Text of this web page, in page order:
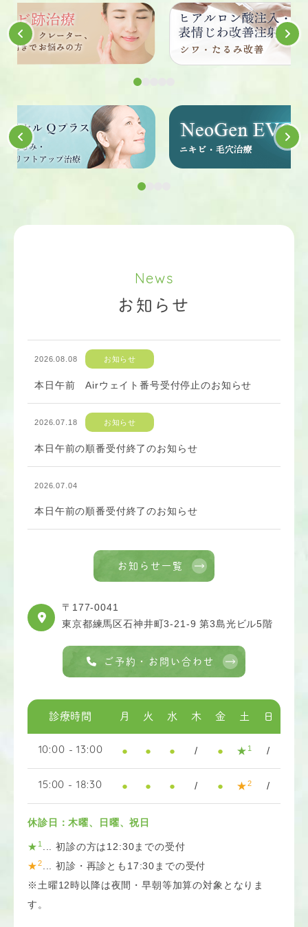
News
お知らせ
2026.08.08 お知らせ
本日午前 Airウェイト番号受付停止のお知らせ
2026.07.18 お知らせ
本日午前の順番受付終了のお知らせ
2026.07.04
本日午前の順番受付終了のお知らせ
お知らせ一覧
〒177-0041
東京都練馬区石神井町3-21-9 第3島光ビル5階
ご予約・お問い合わせ
診療時間 月 火 水 木 金 土 日
10:00 - 13:00 ● ● ● / ● ★ 1 /
15:00 - 18:30 ● ● ● / ● ★2 /
休診日：木曜、日曜、祝日
★ 1 ... 初診の方は12:30までの受付
★2... 初診・再診とも17:30までの受付
※土曜12時以降は夜間・早朝等加算の対象となりま
す。